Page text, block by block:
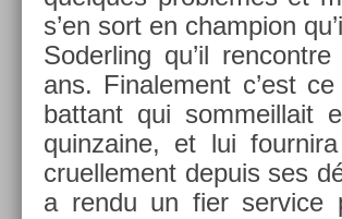
s’en sort en champ­ion
Soderl­ing qu’il
ans. Fin­ale­ment c’est
bat­tant qui som­meil­lait
quin­zaine, et lui
cruel­le­ment de­puis ses
a rendu un fier ser­vice